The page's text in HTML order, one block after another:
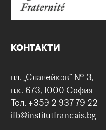
КОНТАКТИ
пл. „Славейков“ № 3,
п.к. 673, 1000 София
Тел. +359 2 937 79 22
ifb@institutfrancais.bg